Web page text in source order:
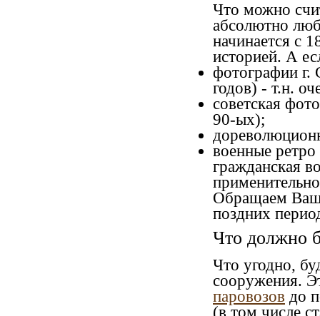
Что можно
абсолютно
начинается с
историей. А
фотографии г.
годов) - т.н.
советская
90-ых);
военные
гражданская
Обращаем
поздних
Что должно
Что угодно,
сооружения.
паровозов до
(в том числе